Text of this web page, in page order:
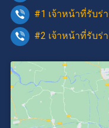
#1 เจ้าหน้าที่รับร่
#2 เจ้าหน้าที่รับร่